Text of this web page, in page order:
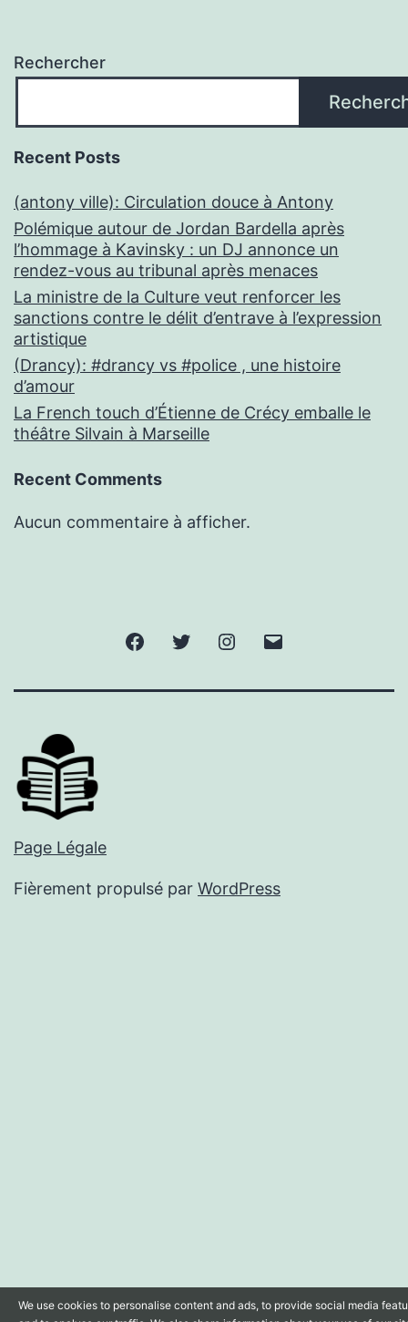
Rechercher
Recent Posts
(antony ville): Circulation douce à Antony
Polémique autour de Jordan Bardella après
l’hommage à Kavinsky : un DJ annonce un
rendez-vous au tribunal après menaces
La ministre de la Culture veut renforcer les
sanctions contre le délit d’entrave à l’expression
artistique
(Drancy): #drancy vs #police , une histoire
d’amour
La French touch d’Étienne de Crécy emballe le
théâtre Silvain à Marseille
Recent Comments
Aucun commentaire à afficher.
FacebookTwitter Instagram
Page Légale
Fièrement propulsé par WordPress
We use cookies to personalise content and ads, to provide social media